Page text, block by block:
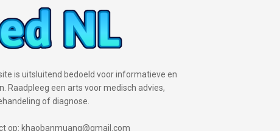
is uitsluitend bedoeld voor informatieve en
Raadpleeg een arts voor medisch advies,
of diagnose.
op: khaobanmuang@gmail.com